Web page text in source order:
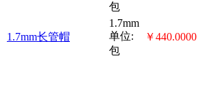
机)，100个/
3mm
单位:
包
￥350.0000